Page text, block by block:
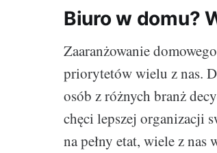
Biuro w domu?
Zaaranżowanie
priorytetów wielu z nas.
osób z różnych branż
chęci lepszej organizacji
na pełny etat, wiele z